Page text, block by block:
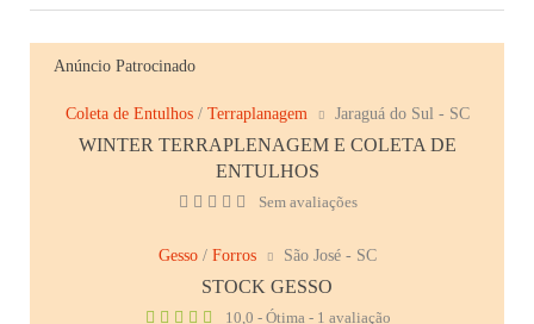
Anúncio Patrocinado
Coleta de Entulhos/ Terraplanagem Jaraguá do Sul - SC
WINTER TERRAPLENAGEM E COLETA DE
ENTULHOS
Sem avaliações
Gesso/ Forros São José - SC
STOCK GESSO
10,0 - Ótima - 1 avaliação